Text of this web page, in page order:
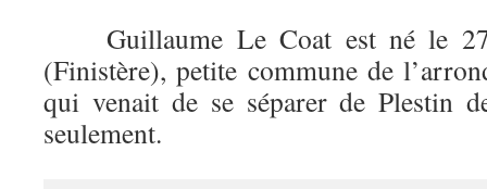
Guillaume Le Coat est né le 27
(Finistère), petite commune de
qui venait de se séparer de Plestin
seulement.